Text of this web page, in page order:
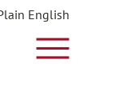
English
Show main